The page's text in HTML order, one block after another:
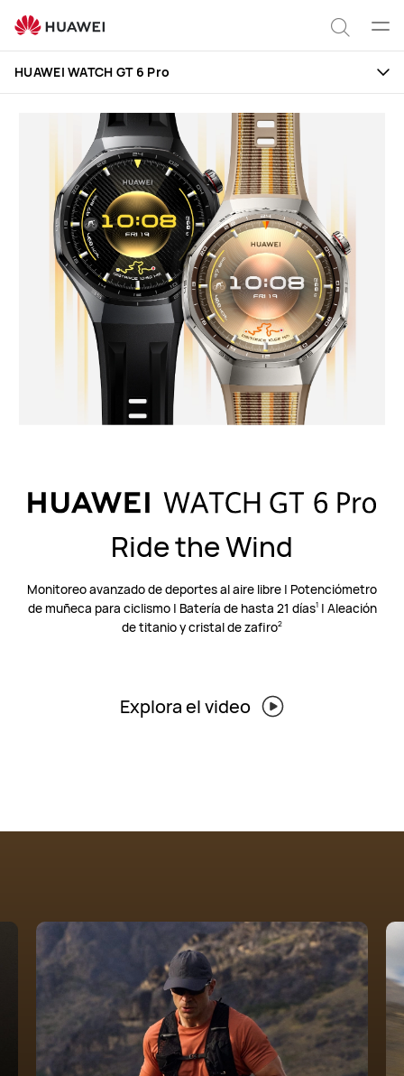
HUAWEI
WATCH
GT
Abrir
HUAWEI WATCH GT 6 Pro
Ride the Wind
Monitoreo avanzado de deportes al aire libre | Potenciómetro
de muñeca para ciclismo | Batería de hasta 21⁠ días⁠1| Aleación
de titanio y cristal de zafiro2
Explora el video